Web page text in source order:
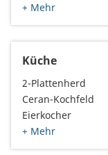
+ Mehr
Küche
2-Plattenherd
Ceran-Kochfeld
Eierkocher
+ Mehr